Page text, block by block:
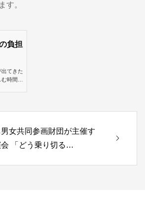
す。
負担
出てきた
時間を
女共同参画財団が主催す
会 「どう乗り切る…